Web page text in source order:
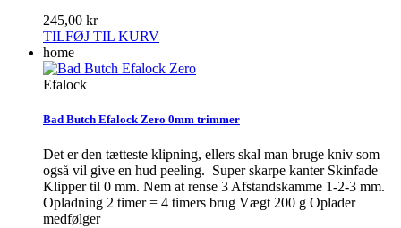
245,00 kr
TILFØJ TIL KURV
home
Efalock
Bad Butch Efalock Zero 0mm trimmer
Det er den tætteste klipning, ellers skal man bruge kniv som
også vil give en hud peeling. Super skarpe kanter Skinfade
Klipper til 0 mm. Nem at rense 3 Afstandskamme 1-2-3 mm.
Opladning 2 timer = 4 timers brug Vægt 200 g Oplader
medfølger